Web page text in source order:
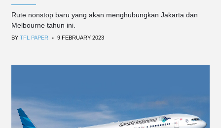
Rute nonstop baru yang akan menghubungkan Jakarta dan
Melbourne tahun ini.
BY TFL PAPER . 9 FEBRUARY 2023